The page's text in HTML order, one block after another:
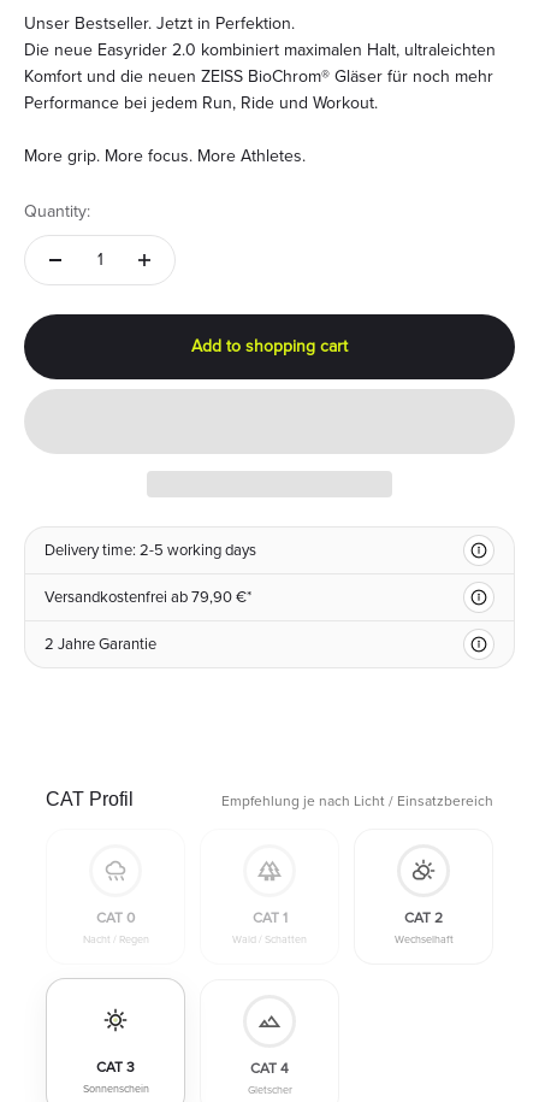
Unser Bestseller. Jetzt in Perfektion.
Die neue Easyrider 2.0 kombiniert maximalen Halt, ultraleichten
Komfort und die neuen ZEISS BioChrom® Gläser für noch mehr
Performance bei jedem Run, Ride und Workout.
More grip. More focus. More Athletes.
Quantity:
Add to shopping cart
Delivery time: 2-5 working days
Versandkostenfrei ab 79,90 €*
2 Jahre Garantie
CAT Profil Empfehlung je nach Licht / Einsatzbereich
CAT 0
Nacht / Regen
CAT 1
Wald / Schatten
CAT 2
Wechselhaft
CAT 3
Sonnenschein
CAT 4
Gletscher